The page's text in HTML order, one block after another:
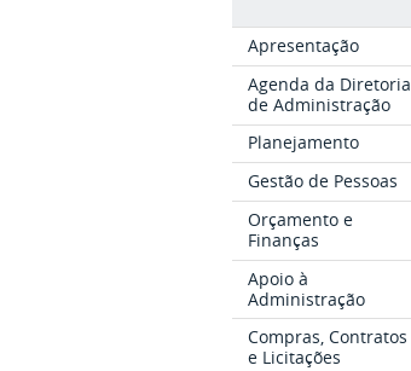
Apresentação
Agenda da Diretoria
de Administração
Planejamento
Gestão de Pessoas
Orçamento e
Finanças
Apoio à
Administração
Compras, Contratos
e Licitações